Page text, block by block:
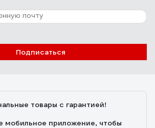
Подписаться
товары с гарантией!
мобильное приложение, чтобы